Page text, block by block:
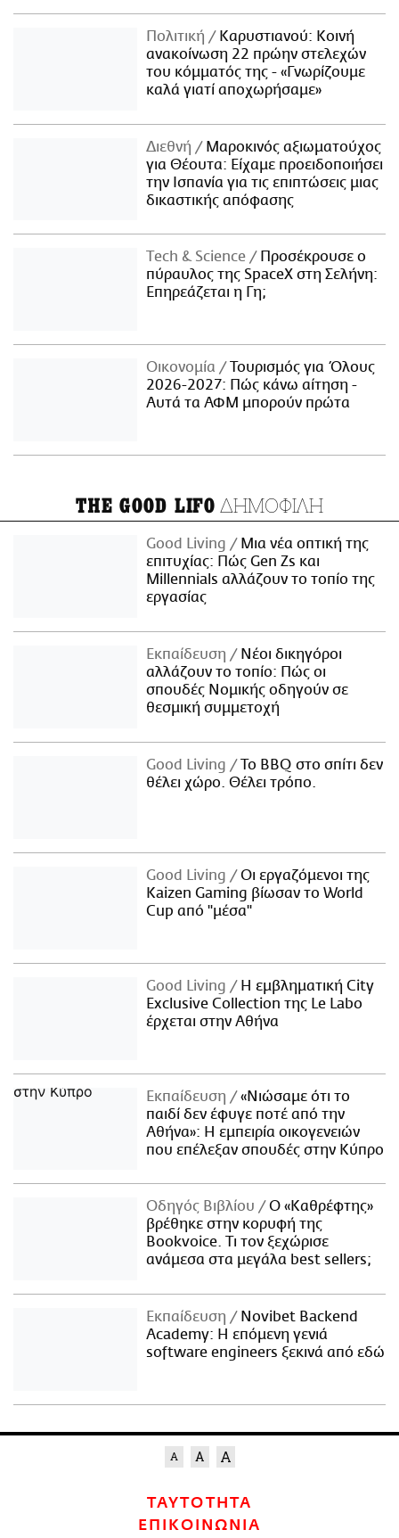
Πολιτική
Καρυστιανού: Κοινή
ανακοίνωση 22 πρώην στελεχών
του κόμματός της - «Γνωρίζουμε
καλά γιατί αποχωρήσαμε»
Διεθνή
Μαροκινός αξιωματούχος
για Θέουτα: Είχαμε προειδοποιήσει
την Ισπανία για τις επιπτώσεις μιας
δικαστικής απόφασης
Τech & Science
Προσέκρουσε ο
πύραυλος της SpaceX στη Σελήνη:
Επηρεάζεται η Γη;
Οικονομία
Τουρισμός για Όλους
2026-2027: Πώς κάνω αίτηση -
Αυτά τα ΑΦΜ μπορούν πρώτα
THE GOOD LIFO ΔΗΜΟΦΙΛΗ
Good Living
Μια νέα οπτική της
επιτυχίας: Πώς Gen Zs και
Millennials αλλάζουν το τοπίο της
εργασίας
Εκπαίδευση
Νέοι δικηγόροι
αλλάζουν το τοπίο: Πώς οι
σπουδές Νομικής οδηγούν σε
θεσμική συμμετοχή
Good Living
Το BBQ στο σπίτι δεν
θέλει χώρο. Θέλει τρόπο.
Good Living
Οι εργαζόμενοι της
Kaizen Gaming βίωσαν το World
Cup από "μέσα"
Good Living
Η εμβληματική City
Exclusive Collection της Le Labo
έρχεται στην Αθήνα
Εκπαίδευση
«Νιώσαμε ότι το
παιδί δεν έφυγε ποτέ από την
Αθήνα»: Η εμπειρία οικογενειών
που επέλεξαν σπουδές στην Κύπρο
Οδηγός Βιβλίου
Ο «Καθρέφτης»
βρέθηκε στην κορυφή της
Bookvoice. Τι τον ξεχώρισε
ανάμεσα στα μεγάλα best sellers;
Εκπαίδευση
Novibet Backend
Academy: Η επόμενη γενιά
software engineers ξεκινά από εδώ
ΤΑΥΤΟΤΗΤΑ
ΕΠΙΚΟΙΝΩΝΙΑ